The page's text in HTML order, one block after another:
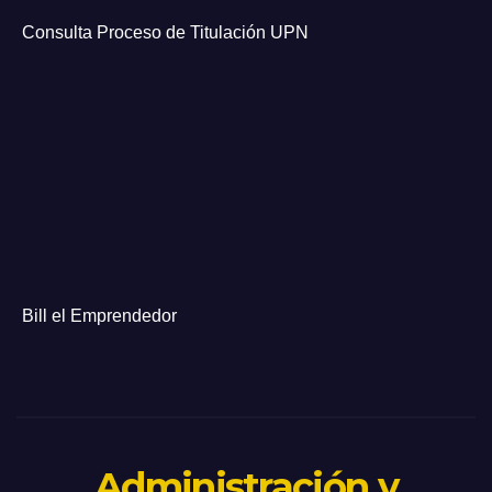
Consulta Proceso de Titulación UPN
Bill el Emprendedor